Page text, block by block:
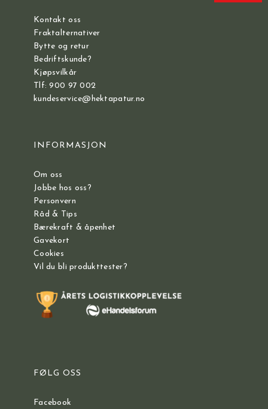
Kontakt oss
Fraktalternativer
Bytte og retur
Bedriftskunde?
Kjøpsvilkår
Tlf: 900 97 002
kundeservice@hektapatur.no
INFORMASJON
Om oss
Jobbe hos oss?
Personvern
Råd & Tips
Bærekraft & åpenhet
Gavekort
Cookies
Vil du bli produkttester?
FØLG OSS
Facebook